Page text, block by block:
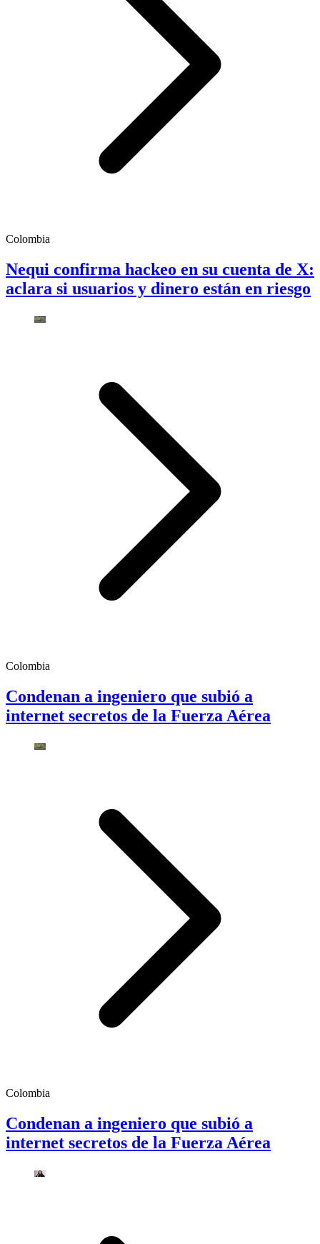
Colombia
Nequi confirma hackeo en su cuenta de X:
aclara si usuarios y dinero están en riesgo
Colombia
Condenan a ingeniero que subió a
internet secretos de la Fuerza Aérea
Colombia
Condenan a ingeniero que subió a
internet secretos de la Fuerza Aérea